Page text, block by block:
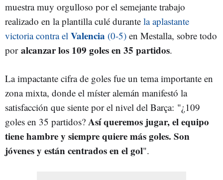
muestra muy orgulloso por el semejante trabajo
realizado en la plantilla culé durante la aplastante
victoria contra el Valencia (0-5) en Mestalla, sobre todo
por alcanzar los 109 goles en 35 partidos.
La impactante cifra de goles fue un tema importante en
zona mixta, donde el míster alemán manifestó la
satisfacción que siente por el nivel del Barça: "¿109
goles en 35 partidos? Así queremos jugar, el equipo
tiene hambre y siempre quiere más goles. Son
jóvenes y están centrados en el gol".